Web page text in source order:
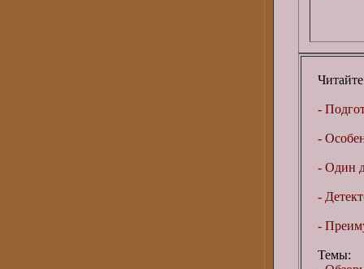
-
-
- Один
-
-
Темы: